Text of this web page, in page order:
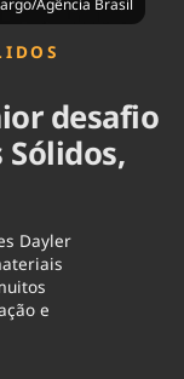
Agência Brasil
desafio
Sólidos,
Dayler
e